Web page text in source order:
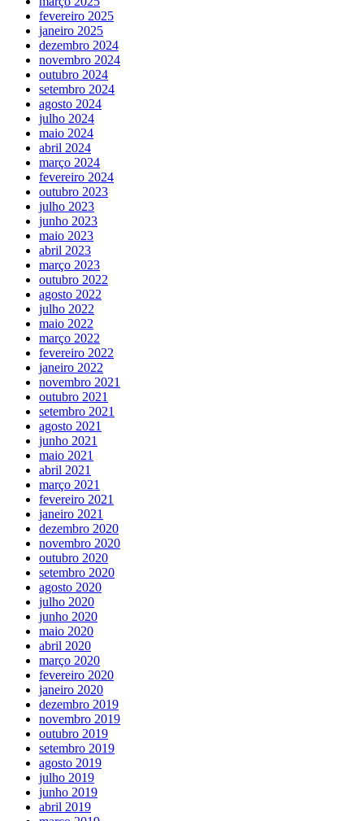
fevereiro 2025
janeiro 2025
dezembro 2024
novembro 2024
outubro 2024
setembro 2024
agosto 2024
julho 2024
maio 2024
abril 2024
março 2024
fevereiro 2024
outubro 2023
julho 2023
junho 2023
maio 2023
abril 2023
março 2023
outubro 2022
agosto 2022
julho 2022
maio 2022
março 2022
fevereiro 2022
janeiro 2022
novembro 2021
outubro 2021
setembro 2021
agosto 2021
junho 2021
maio 2021
abril 2021
março 2021
fevereiro 2021
janeiro 2021
dezembro 2020
novembro 2020
outubro 2020
setembro 2020
agosto 2020
julho 2020
junho 2020
maio 2020
abril 2020
março 2020
fevereiro 2020
janeiro 2020
dezembro 2019
novembro 2019
outubro 2019
setembro 2019
agosto 2019
julho 2019
junho 2019
abril 2019